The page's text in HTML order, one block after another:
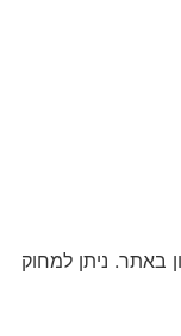
באתר. ניתן למחוק